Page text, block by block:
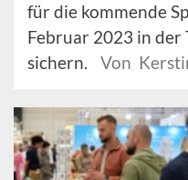
für die kommende
Februar 2023 in
sichern.
Von